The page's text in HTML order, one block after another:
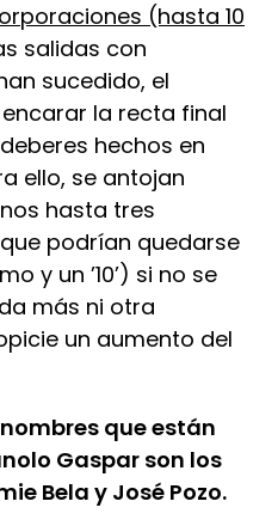
(hasta 10
salidas con
sucedido, el
la recta final
hechos en
ello, se antojan
hasta tres
podrían quedarse
y un ’10’) si no se
más ni otra
un aumento del
que están
Gaspar son los
Bela y José Pozo.